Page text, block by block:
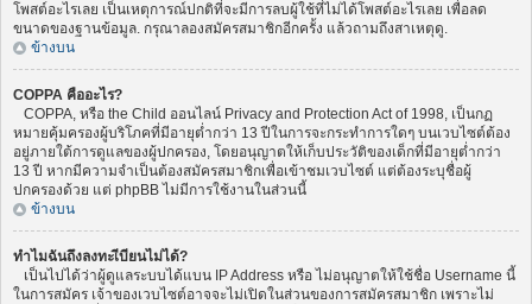
โพสต์อะไรเลย เป็นเหตุการณ์ปกติที่จะมีการลบผู้ใช้ที่ไม่ได้โพสต์อะไรเลย เพื่อลด
ขนาดของฐานข้อมูล. กรุณาลองสมัครสมาชิกอีกครั้ง แล้วถามถึงสาเหตุดู.
ข้างบน
COPPA คืออะไร?
COPPA, หรือ the Child ออนไลน์ Privacy and Protection Act of 1998, เป็นกฏ
หมายคุ้มครองผู้บริโภคที่มีอายุต่ำกว่า 13 ปีในการจะกระทำการใดๆ บนเวบไซต์ต้อง
อยู่ภายใต้การดูแลของผู้ปกครอง, โดยอนุญาตให้เก็บประวัติของเด็กที่มีอายุต่ำกว่า
13 ปี หากมีความจำเป็นต้องสมัครสมาชิกเพื่อเข้าชมเวบไซต์ แต่ต้องระบุชื่อผู้
ปกครองด้วย แต่ phpBB ไม่มีการใช้งานในส่วนนี้
ข้างบน
ทำไมฉันถึงลงทะเีบียนไม่ได้?
เป็นไปได้ว่าผู้ดูแลระบบได้แบน IP Address หรือ ไม่อนุญาตให้ใช้ชื่อ Username นี้
ในการสมัคร เจ้าของเวบไซต์อาจจะไม่เปิดในส่วนของการสมัครสมาชิก เพราะไม่